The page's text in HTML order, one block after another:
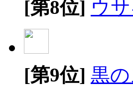
[第8位] ウ
[第9位] 黒